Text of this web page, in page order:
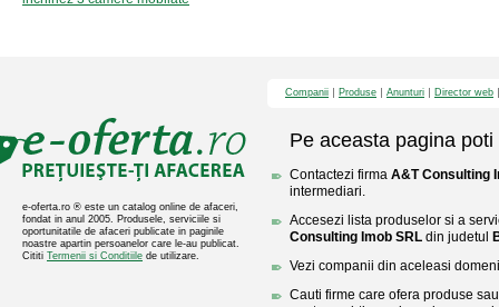
e-oferta.ro ® este un catalog online de afaceri,
fondat in anul 2005. Produsele, serviciile si
oportunitatile de afaceri publicate in paginile
noastre apartin persoanelor care le-au publicat.
Cititi Termenii si Conditiile de utilizare.
Companii Produse Anunturi Director web
Pe aceasta pagina poti
Contactezi firma A&T Consulting
intermediari.
Accesezi lista produselor si a
Consulting Imob SRL din judetul
Vezi companii din aceleasi
Cauti firme care ofera produse